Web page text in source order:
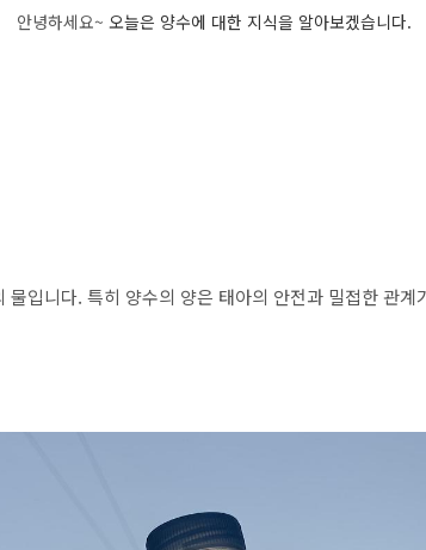
안녕하세요~ 오늘은 양수에 대한 지식을 알아보겠습니다.
물입니다. 특히 양수의 양은 태아의 안전과 밀접한 관